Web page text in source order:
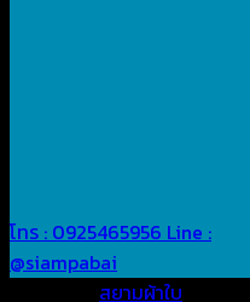
โทร : 0925465956 Line :
@siampabai
สยามผ้าใบ